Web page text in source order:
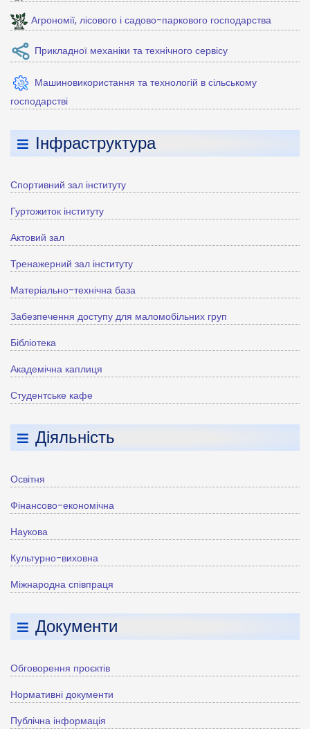
Агрономії, лісового і садово-паркового господарства
Прикладної механіки та технічного сервісу
Машиновикористання та технологій в сільському
господарстві
Інфраструктура
Спортивний зал інституту
Гуртожиток інституту
Актовий зал
Тренажерний зал інституту
Матеріально-технічна база
Забезпечення доступу для маломобільних груп
Бібліотека
Академічна каплиця
Студентське кафе
Діяльність
Освітня
Фінансово-економічна
Наукова
Культурно-виховна
Міжнародна співпраця
Документи
Обговорення проєктів
Нормативні документи
Публічна інформація